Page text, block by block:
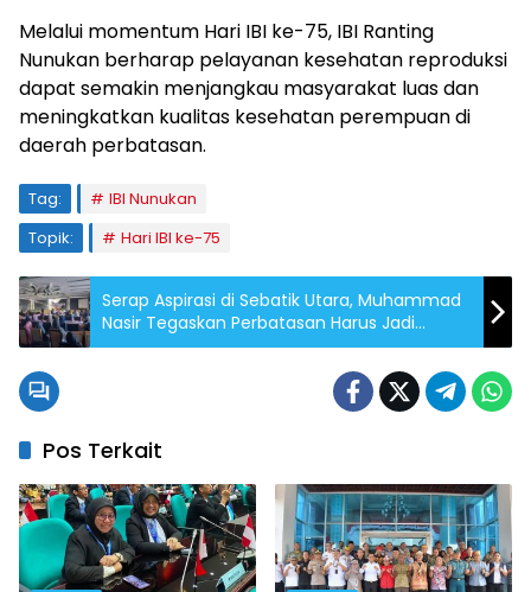
Melalui momentum Hari IBI ke-75, IBI Ranting
Nunukan berharap pelayanan kesehatan reproduksi
dapat semakin menjangkau masyarakat luas dan
meningkatkan kualitas kesehatan perempuan di
daerah perbatasan.
Tag:
IBI Nunukan
Topik:
Hari IBI ke-75
Serap Aspirasi di Sebatik Utara, Muhammad
Nasir Tegaskan Perbatasan Harus Jadi
Prioritas Pembangunan
Pos Terkait